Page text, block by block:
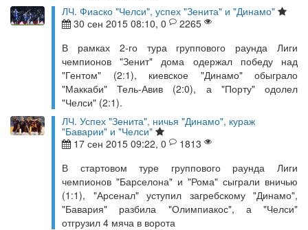
ЛЧ. Фиаско "Челси", успех "Зенита" и "Динамо"
30 сен 2015 08:10, 0
2265
В рамках 2-го тура группового раунда Лиги
чемпионов "Зенит" дома одержал победу над
"Гентом" (2:1), киевское "Динамо" обыграло
"Маккаби" Тель-Авив (2:0), а "Порту" одолел
"Челси" (2:1).
ЛЧ. Успех "Зенита", ничья "Динамо", кураж
"Баварии" и "Челси"
17 сен 2015 09:22, 0
1813
В стартовом туре группового раунда Лиги
чемпионов "Барселона" и "Рома" сыграли вничью
(1:1), "Арсенал" уступил загребскому "Динамо",
"Бавария" разбила "Олимпиакос", а "Челси"
отгрузил 4 мяча в ворота